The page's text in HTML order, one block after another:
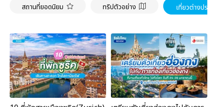
สถานที่ยอดนิยม ทริปตัวอย่าง เที่ยวต่างประเ